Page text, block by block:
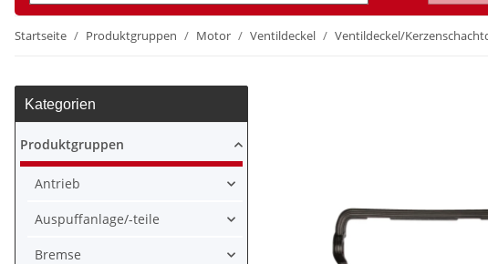
Startseite Produktgruppen Motor Ventildeckel Ventildeckel/
Kategorien
Produktgruppen
Antrieb
Auspuffanlage/-teile
Bremse